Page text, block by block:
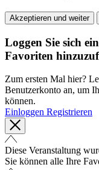
Akzeptieren und weiter
Loggen Sie sich
Favoriten
Zum ersten Mal hier?
Benutzerkonto an, um
können.
Einloggen Registrieren
Diese Veranstaltung
Sie können alle Ihre